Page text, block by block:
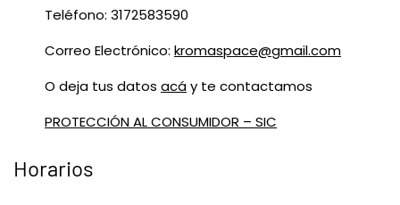
Teléfono: 3172583590
Correo Electrónico: kromaspace@gmail.com
O deja tus datos acáy te contactamos
PROTECCIÓN AL CONSUMIDOR – SIC
Horarios